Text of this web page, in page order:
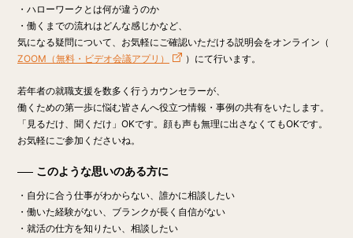
・ハローワークとは何が違うのか
・働くまでの流れはどんな感じかなど、
気になる疑問について、お気軽にご確認いただける説明会をオンライン（
ZOOM（無料・ビデオ会議アプリ）
）にて行います。
若年者の就職支援を数多く行うカウンセラーが、
働くための第一歩に悩む皆さんへ役立つ情報・事例の共有をいたします。
「見るだけ、聞くだけ」OKです。顔も声も無理に出さなくてもOKです。
お気軽にご参加くださいね。
このような思いのある方に
・自分に合う仕事がわからない、誰かに相談したい
・働いた経験がない、ブランクが長く自信がない
・就活の仕方を知りたい、相談したい